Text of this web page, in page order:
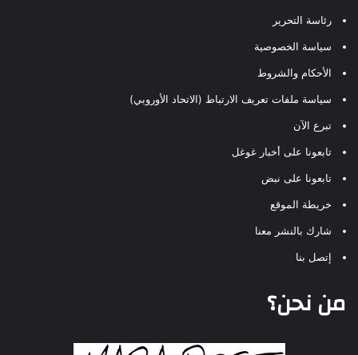
رئاسة التحرير
سياسة الخصوصية
الأحكام والشروط
سياسة ملفات تعريف الارتباط (الاتحاد الأوروبي)
تبرع الآن
تابعونا على أخبار غوغل
تابعونا على نبض
خريطة الموقع
شارك بالنشر معنا
إتصل بنا
من نحن؟